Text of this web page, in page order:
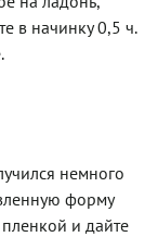
в начинку 0,5 ч.
немного
форму
и дайте